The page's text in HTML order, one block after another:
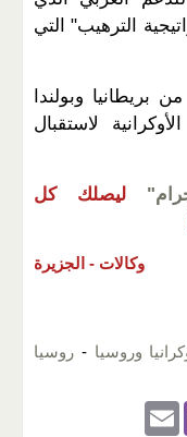
الترهيب" التي
وبولندا
لاستقبال
ليصلك كل
وكالات - الجزيرة
وروسيا - روسيا
Vi